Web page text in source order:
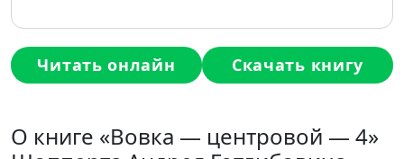
Читать онлайн Скачать книгу
О книге «Вовка — центровой — 4»